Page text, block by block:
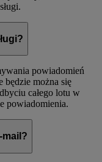
powiadomień
będzie można się
całego lotu w
powiadomienia.
mail?